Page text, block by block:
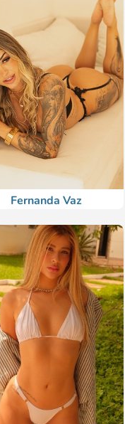
Fernanda Vaz